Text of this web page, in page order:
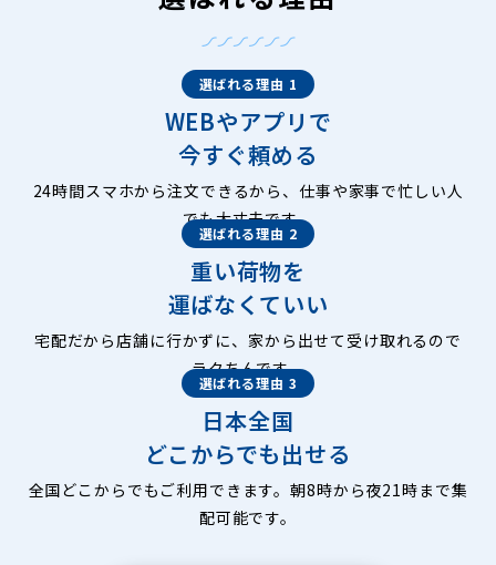
選ばれる理由 1
WEBやアプリで
今すぐ頼める
24時間スマホから注文できるから、仕事や家事で忙しい人
でも大丈夫です。
選ばれる理由 2
重い荷物を
運ばなくていい
宅配だから店舗に行かずに、家から出せて受け取れるので
ラクちんです。
選ばれる理由 3
日本全国
どこからでも出せる
全国どこからでもご利用できます。朝8時から夜21時まで集
配可能です。